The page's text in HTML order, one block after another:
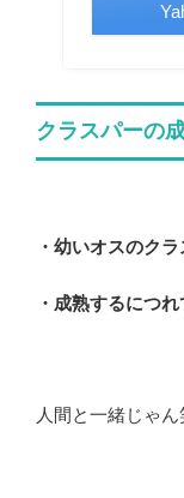
クラスパーの
・幼いオスのク
・成熟するにつ
人間と一緒じゃん